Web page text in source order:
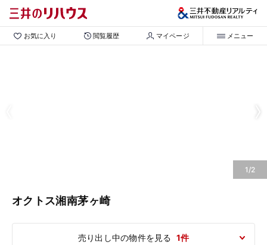
お気に入り 閲覧履歴 マイページ メニュー
1/2
オクトス湘南茅ヶ崎
売り出し中の物件を見る 1件